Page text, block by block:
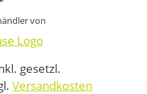
von
gesetzl.
Versandkosten